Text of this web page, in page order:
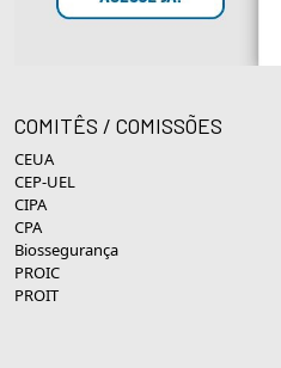
COMITÊS / COMISSÕES
CEUA
CEP-UEL
CIPA
CPA
Biossegurança
PROIC
PROIT